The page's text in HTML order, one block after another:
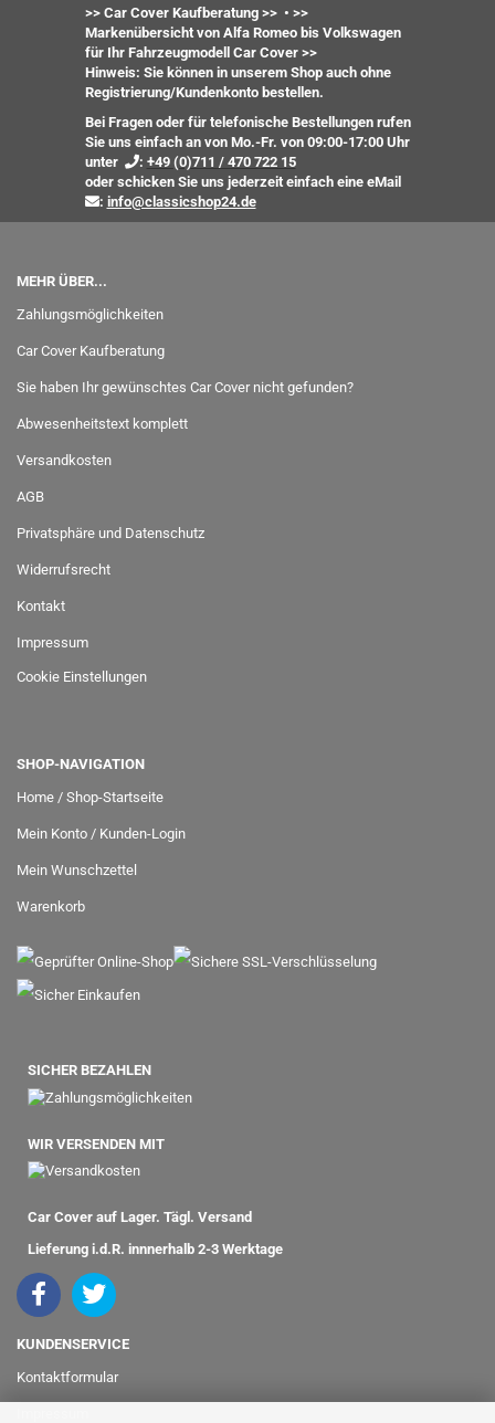
>> Car Cover Kaufberatung >> • >>
Markenübersicht von Alfa Romeo bis Volkswagen
für Ihr Fahrzeugmodell Car Cover >>
Hinweis: Sie können in unserem Shop auch ohne
Registrierung/Kundenkonto bestellen.
Bei Fragen oder für telefonische Bestellungen rufen
Sie uns einfach an von Mo.-Fr. von 09:00-17:00 Uhr
unter
: +49 (0)711 / 470 722 15
oderschicken Sie uns jederzeit einfach eine eMail
: info@classicshop24.de
MEHR ÜBER...
Zahlungsmöglichkeiten
Car Cover Kaufberatung
Sie haben Ihr gewünschtes Car Cover nicht gefunden?
Abwesenheitstext komplett
Versandkosten
AGB
Privatsphäre und Datenschutz
Widerrufsrecht
Kontakt
Impressum
Cookie Einstellungen
SHOP-NAVIGATION
Home / Shop-Startseite
Mein Konto / Kunden-Login
Mein Wunschzettel
Warenkorb
SICHER BEZAHLEN
WIR VERSENDEN MIT
Car Cover auf Lager. Tägl. Versand
Lieferung i.d.R. innnerhalb 2-3 Werktage
KUNDENSERVICE
Kontaktformular